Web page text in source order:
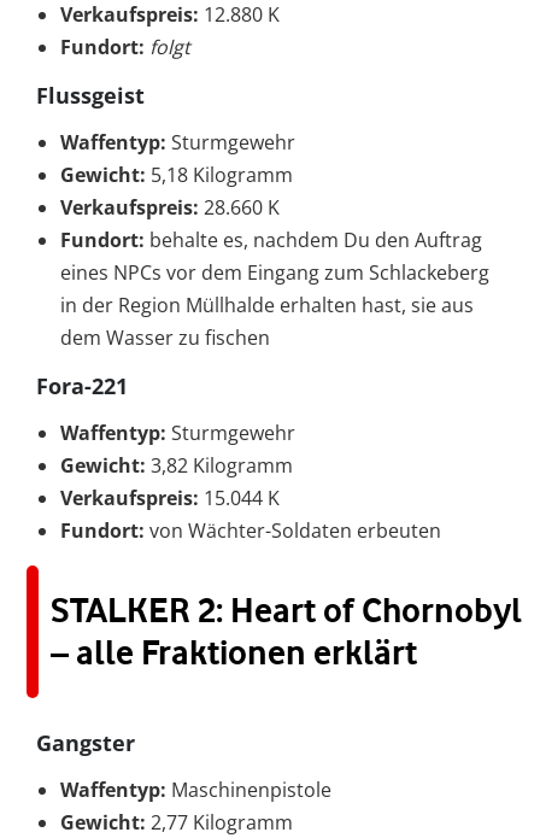
Verkaufspreis: 12.880 K
Fundort: folgt
Flussgeist
Waffentyp: Sturmgewehr
Gewicht: 5,18 Kilogramm
Verkaufspreis: 28.660 K
Fundort: behalte es, nachdem Du den Auftrag
eines NPCs vor dem Eingang zum Schlackeberg
in der Region Müllhalde erhalten hast, sie aus
dem Wasser zu fischen
Fora-221
Waffentyp: Sturmgewehr
Gewicht: 3,82 Kilogramm
Verkaufspreis: 15.044 K
Fundort: von Wächter-Soldaten erbeuten
STALKER 2: Heart of Chornobyl
– alle Fraktionen erklärt
Gangster
Waffentyp: Maschinenpistole
Gewicht: 2,77 Kilogramm